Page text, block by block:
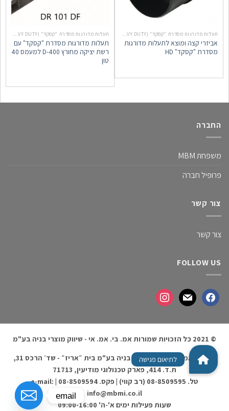
תעלות מדורגות מסדרת "קסקד" (KENADRAIN CASCADE HD (HEAVY DUTY
אביזרי קצה ומוצא לתעלות מדורגות
מסדרת "קסקד" HD
תעלות מדורגות מסדרת "קסקד" (KENADRAIN CASCADE HD (HEAVY DUTY
תעלות מדורגות מסדרת "קסקד" עם
רשת יציקה מחורץ D-400 למעמס 40
טון
החברה
משפחת MBM
פרופיל חברה
צור קשר
צור קשר
FOLLOW US
© 2021 כל הזכויות שמורות אמ. בי. אמ. אי - שיווק מוצרי בניה בע"מ
אמ. בי. אמ. אי - שיווק מוצרי בניה בע"מ בית ״אריז״ - שד׳ הרכס 31,
ת.ד. 414, פארק טכנולוגי מודיעין, 71713
טל. 08-8509595 (רב קווי) | פקס. 08-8509594 | e-mail:
info@mbmi.co.il
שעות פעילות ימים א'-ה' 09:00-16:00
email